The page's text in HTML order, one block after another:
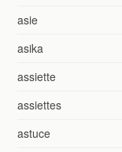
asie
asika
assiette
assiettes
astuce